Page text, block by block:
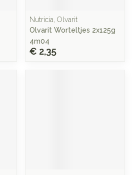
Nutricia, Olvarit
Olvarit Worteltjes 2x125g
4m04
€ 2,35